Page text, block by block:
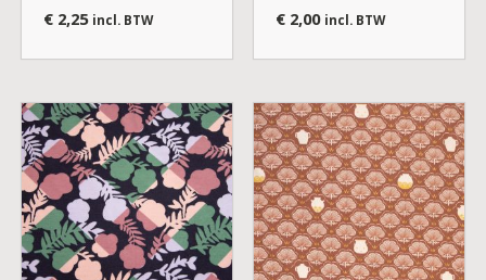
€2,25 incl. BTW €2,00 incl. BTW